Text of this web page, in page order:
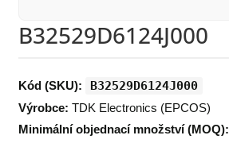
B32529D6124J000
Kód (SKU): B32529D6124J000
Výrobce: TDK Electronics (EPCOS)
Minimální objednací množství (MOQ):